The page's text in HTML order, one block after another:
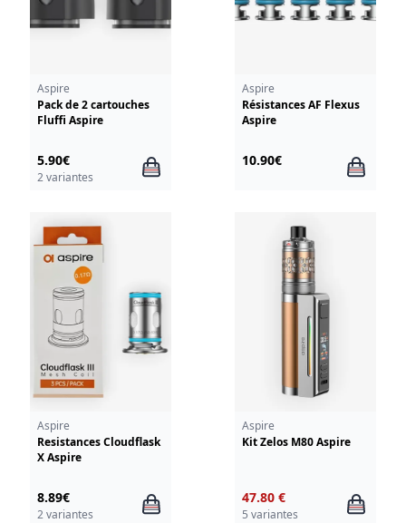
Aspire
Pack de 2 cartouches
Fluffi Aspire
5.90€
2 variantes
Aspire
Résistances AF Flexus
Aspire
10.90€
Aspire
Resistances Cloudflask
X Aspire
8.89€
2 variantes
Aspire
Kit Zelos M80 Aspire
47.80 €
5 variantes